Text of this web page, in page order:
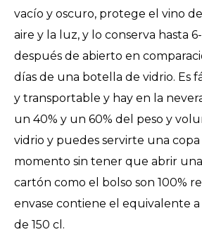
vacío y oscuro, protege el vino
aire y la luz, y lo conserva hasta
después de abierto en
días de una botella de vidrio. Es
y transportable y hay en la
un 40% y un 60% del peso y
vidrio y puedes servirte una
momento sin tener que abrir
cartón como el bolso son 100%
envase contiene el equivalente a
de 150 cl.